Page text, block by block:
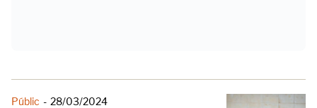
Públic - 28/03/2024